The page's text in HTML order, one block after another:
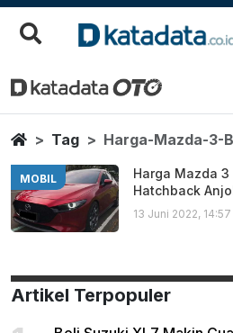
Harga Mazda 3
Berita Terbaru
HomeTag Harga-Mazda-3-
MOBIL
Harga Mazda
Hatchback
13 Juni 2022, 14:57
Artikel Terpopuler